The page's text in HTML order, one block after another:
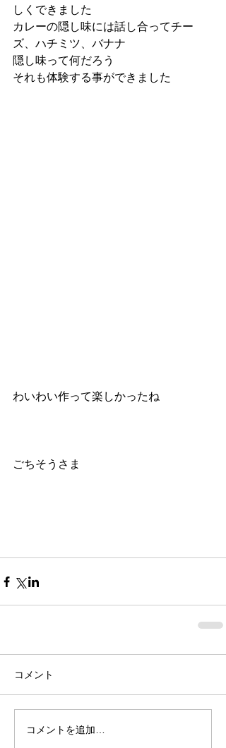
しくできました
カレーの隠し味には話し合ってチー
ズ、ハチミツ、バナナ
隠し味って何だろう
それも体験する事ができました
わいわい作って楽しかったね
ごちそうさま
コメント
コメントを追加…